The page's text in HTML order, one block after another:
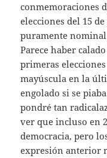
conmemoraciones
elecciones del 15
puramente
Parece haber
primeras
mayúscula en la
engolado si se
pondré tan
ver que incluso en
democracia, pero
expresión anterior